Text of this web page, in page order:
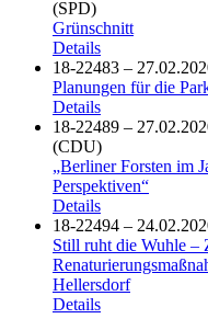
(SPD)
Grünschnitt
Details
18-22483 –
Planungen für die
Details
18-22489 –
(CDU)
„Berliner Forsten im
Perspektiven“
Details
18-22494 –
Still ruht die Wuhle –
Hellersdorf
Details